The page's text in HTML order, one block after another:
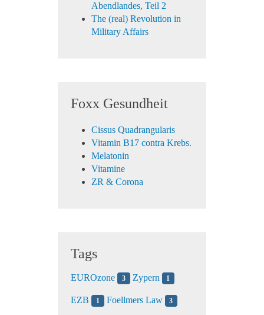
Abendlandes, Teil 2
The (real) Revolution in
Military Affairs
Foxx Gesundheit
Cissus Quadrangularis
Vitamin B17 contra Krebs.
Melatonin
Vitamine
ZR & Corona
Tags
EUROzone 3 Zypern 1
EZB 1 Foellmers Law 3